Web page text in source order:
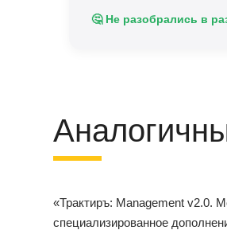
🤔 Не разобрались в
«Трактиръ: Management v2.0.
специализированное